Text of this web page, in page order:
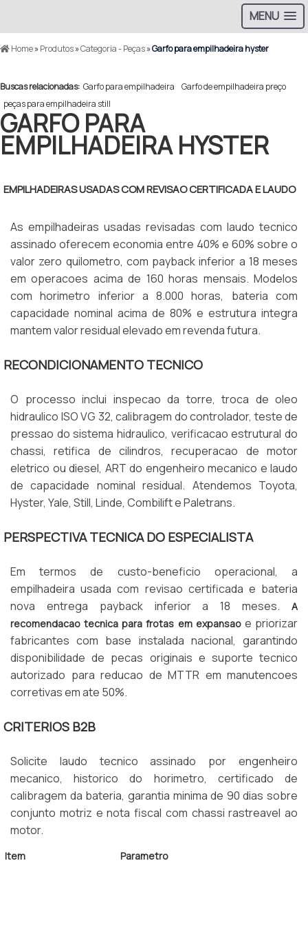
MENU
Home»Produtos»Categoria - Peças»Garfo para empilhadeira hyster
Buscas relacionadas: Garfo para empilhadeira
Garfo de empilhadeira preço
peças para empilhadeira still
GARFO PARA
EMPILHADEIRA HYSTER
EMPILHADEIRAS USADAS COM REVISAO CERTIFICADA E LAUDO
As empilhadeiras usadas revisadas com laudo tecnico
assinado oferecem economia entre 40% e 60% sobre o
valor zero quilometro, com payback inferior a 18 meses
em operacoes acima de 160 horas mensais. Modelos
com horimetro inferior a 8.000 horas, bateria com
capacidade nominal acima de 80% e estrutura integra
mantem valor residual elevado em revenda futura.
RECONDICIONAMENTO TECNICO
O processo inclui inspecao da torre, troca de oleo
hidraulico ISO VG 32, calibragem do controlador, teste de
pressao do sistema hidraulico, verificacao estrutural do
chassi, retifica de cilindros, recuperacao de motor
eletrico ou diesel, ART do engenheiro mecanico e laudo
de capacidade nominal residual. Atendemos Toyota,
Hyster, Yale, Still, Linde, Combilift e Paletrans.
PERSPECTIVA TECNICA DO ESPECIALISTA
Em termos de custo-beneficio operacional, a
empilhadeira usada com revisao certificada e bateria
nova entrega payback inferior a 18 meses. A
recomendacao tecnica para frotas em expansaoe priorizar
fabricantes com base instalada nacional, garantindo
disponibilidade de pecas originais e suporte tecnico
autorizado para reducao de MTTR em manutencoes
corretivas em ate 50%.
CRITERIOS B2B
Solicite laudo tecnico assinado por engenheiro
mecanico, historico do horimetro, certificado de
calibragem da bateria, garantia minima de 90 dias sobre
conjunto motriz e nota fiscal com chassi rastreavel ao
motor.
Item Parametro